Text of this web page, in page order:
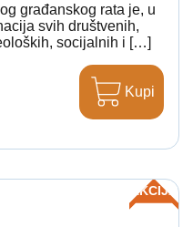
građanskog rata je, u
svih društvenih,
socijalnih i […]
Kupi
AKCIJA